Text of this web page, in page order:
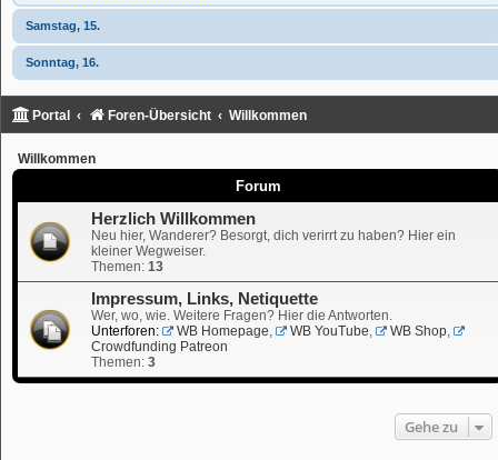
Samstag, 15.
Sonntag, 16.
Portal Foren-Übersicht Willkommen
Willkommen
Forum
Herzlich Willkommen
Neu hier, Wanderer? Besorgt, dich verirrt zu haben? Hier ein
kleiner Wegweiser.
Themen: 13
Impressum, Links, Netiquette
Wer, wo, wie. Weitere Fragen? Hier die Antworten.
Unterforen:
WB Homepage, WB YouTube, WB Shop,
Crowdfunding Patreon
Themen: 3
Gehe zu